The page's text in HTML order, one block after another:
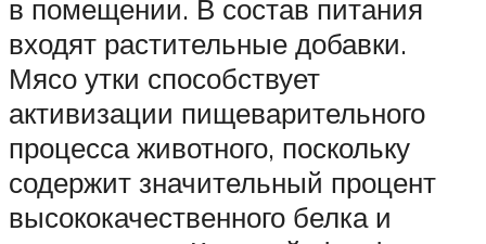
в помещении. В состав питания
входят растительные добавки.
Мясо утки способствует
активизации пищеварительного
процесса животного, поскольку
содержит значительный процент
высококачественного белка и